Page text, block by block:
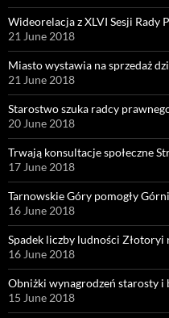
Wideorelacja z XLVI Sesji Rady
21 June 2018
Miasto wystawia na sprzedaż
21 June 2018
Starostwo szuka radcy
20 June 2018
Trwają konsultacje społeczne
17 June 2018
Tarnowskie Góry pomogły
16 June 2018
Spadek liczby ludności
16 June 2018
Obniżki wynagrodzeń starosty i
15 June 2018